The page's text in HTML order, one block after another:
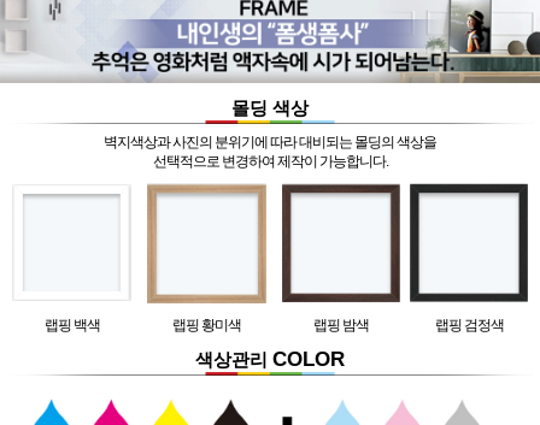
몰딩 색상
벽지색상과 사진의 분위기에 따라 대비되는 몰딩의 색상을
선택적으로 변경하여 제작이 가능합니다.
랩핑 백색 랩핑 황미색 랩핑 밤색 랩핑 검정색
색상관리 COLOR